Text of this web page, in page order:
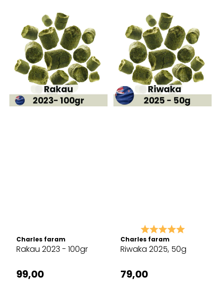
Charles faram
Rakau 2023 - 100gr
99,00
Karakter: 5.0 av 5
Charles faram
Riwaka 2025, 50g
79,00